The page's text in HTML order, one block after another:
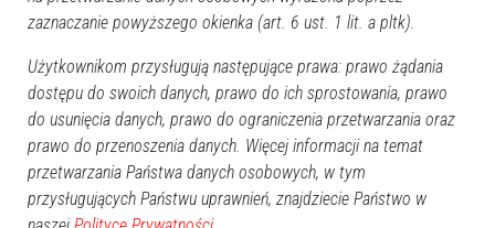
zaznaczanie powyższego okienka (art. 6 ust. 1 lit. a pltk).
Użytkownikom przysługują następujące prawa: prawo żądania
dostępu do swoich danych, prawo do ich sprostowania, prawo
do usunięcia danych, prawo do ograniczenia przetwarzania oraz
prawo do przenoszenia danych. Więcej informacji na temat
przetwarzania Państwa danych osobowych, w tym
przysługujących Państwu uprawnień, znajdziecie Państwo w